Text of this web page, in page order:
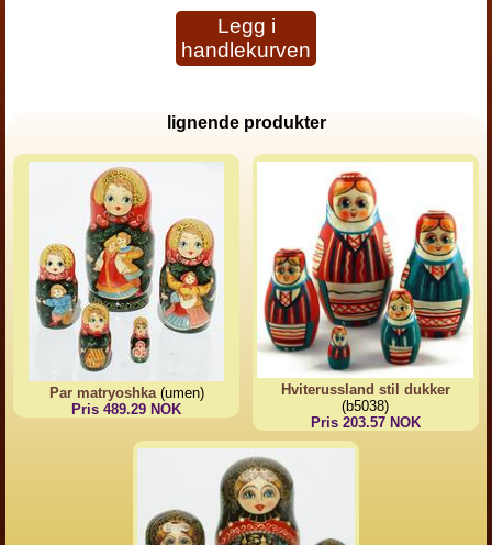
Legg i
handlekurven
lignende produkter
Par matryoshka(umen)
Pris 489.29 NOK
Hviterussland stil dukker
(b5038)
Pris 203.57 NOK